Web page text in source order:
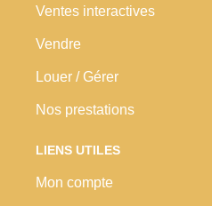
Ventes interactives
Vendre
Louer / Gérer
Nos prestations
LIENS UTILES
Mon compte